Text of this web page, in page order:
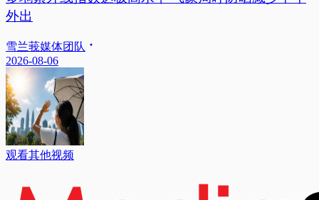
外出
雪兰莪媒体团队
2026-08-06
观看其他视频